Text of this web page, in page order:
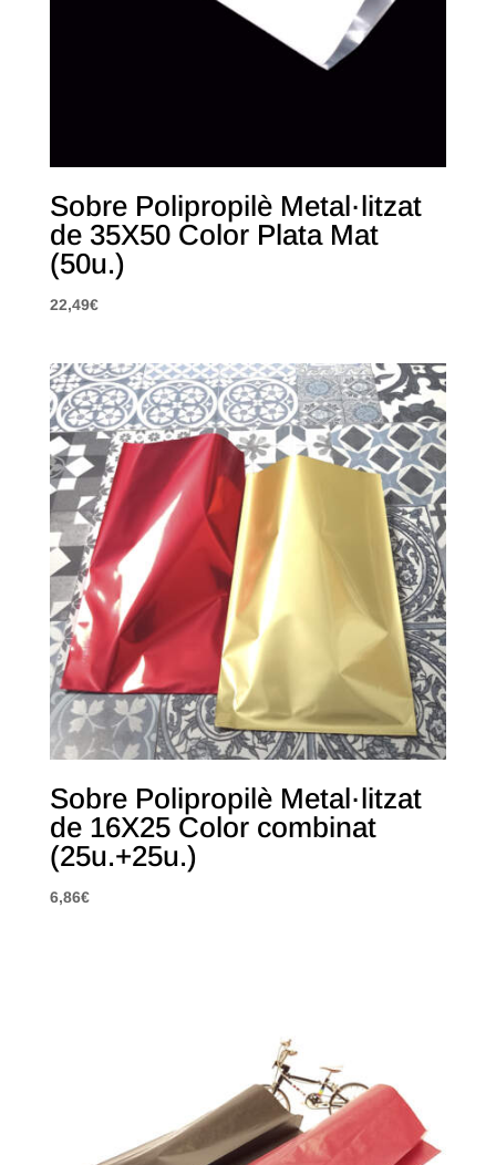
Sobre Polipropilè Metal·litzat
de 35X50 Color Plata Mat
(50u.)
22,49€
Sobre Polipropilè Metal·litzat
de 16X25 Color combinat
(25u.+25u.)
6,86€